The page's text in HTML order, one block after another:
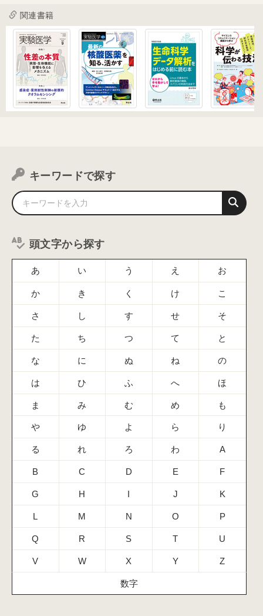
関連書籍
キーワードで探す
頭文字から探す
あ い う え お
か き く け こ
さ し す せ そ
た ち つ て と
な に ぬ ね の
は ひ ふ へ ほ
ま み む め も
や ゆ よ ら り
る れ ろ わ A
B C D E F
G H I J K
L M N O P
Q R S T U
V W X Y Z
数字